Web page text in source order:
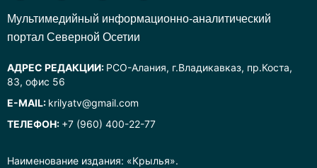
Наименование издания: «Крылья».
Mультимедийный информационно-аналитический
портал Северной Осетии
АДРЕС РЕДАКЦИИ: РСО-Алания, г.Владикавказ, пр.Коста,
83, офис 56
E-MAIL: krilyatv@gmail.com
ТЕЛЕФОН: +7 (960) 400-22-77